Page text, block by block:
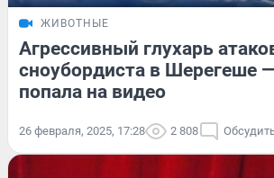
ЖИВОТНЫЕ
Агрессивный глухарь
сноубордиста в Шерегеше
попала на видео
26 февраля, 2025, 17:28 2 808